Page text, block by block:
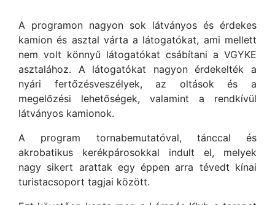
A programon nagyon sok látványos és érdekes
kamion és asztal várta a látogatókat, ami mellett
nem volt könnyű látogatókat csábítani a VGYKE
asztalához. A látogatókat nagyon érdekelték a
nyári fertőzésveszélyek, az oltások és a
megelőzési lehetőségek, valamint a rendkívül
látványos kamionok.
A program tornabemutatóval, tánccal és
akrobatikus kerékpárosokkal indult el, melyek
nagy sikert arattak egy éppen arra tévedt kínai
turistacsoport tagjai között.